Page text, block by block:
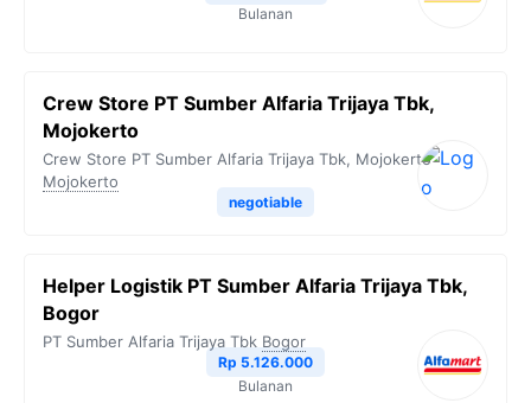
Bulanan
Crew Store PT Sumber Alfaria Trijaya Tbk,
Mojokerto
Crew Store PT Sumber Alfaria Trijaya Tbk, Mojokerto
Mojokerto
negotiable
Helper Logistik PT Sumber Alfaria Trijaya Tbk,
Bogor
PT Sumber Alfaria Trijaya Tbk Bogor
Rp 5.126.000
Bulanan